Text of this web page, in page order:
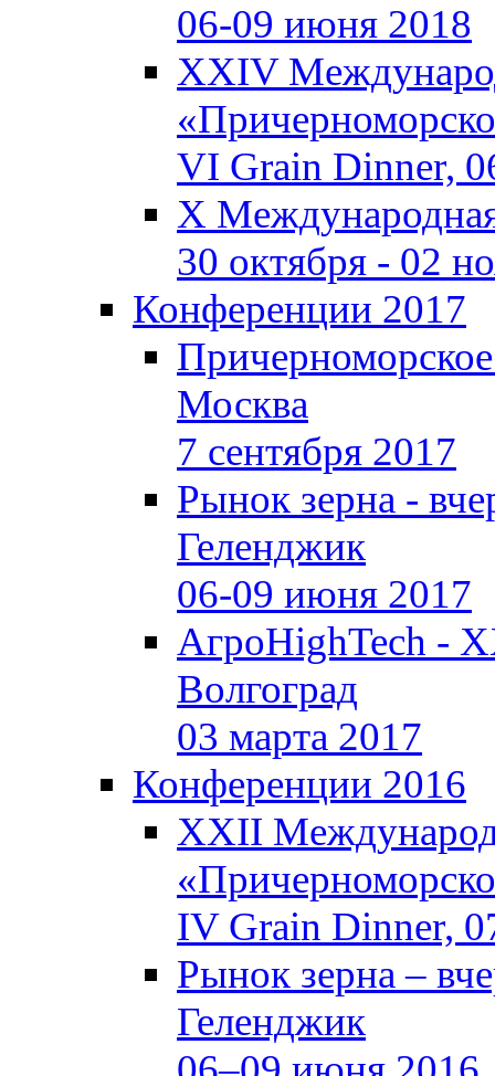
06-09 июня 2018
XXIV
VI Grain Dinner,
X
30 октября - 02
Конференции 2017
Москва
7 сентября 2017
Рынок зерна -
Геленджик
06-09 июня 2017
АгроHighTech -
Волгоград
03 марта 2017
Конференции 2016
XXII
IV Grain Dinner,
Рынок зерна –
Геленджик